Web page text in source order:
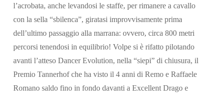
l’acrobata, anche levandosi le staffe, per rimanere a cavallo
con la sella “sbilenca”, giratasi improvvisamente prima
dell’ultimo passaggio alla marrana: ovvero, circa 800 metri
percorsi tenendosi in equilibrio! Volpe si è rifatto pilotando
avanti l’atteso Dancer Evolution, nella “siepi” di chiusura, il
Premio Tannerhof che ha visto il 4 anni di Remo e Raffaele
Romano saldo fino in fondo davanti a Excellent Drago e